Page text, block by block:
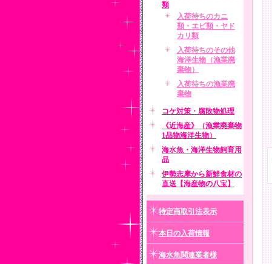
類
入荷待ちのカニ
類・エビ類・ヤド
カリ類
入荷待ちのその他
海洋生物（漁業廃
棄物）
入荷待ちの漁業廃
棄物
コケ対策・腐敗物処理
《近海産》（漁業廃棄物
1品物海洋生物）
海水魚・海洋生物飼育用
品
伊勢志摩から新鮮食材の
直送【海産物の八宝】
特定商取引法表示
本日の入荷情報
海水魚関連業者様